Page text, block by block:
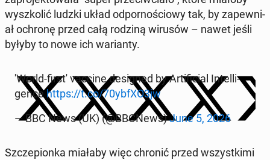
wyszkolić ludzki układ odpornoś­ciowy tak, by za­pew­ni­
ał ochronę przed całą rodziną wirusów – nawet jeśli
byłyby to nowe ich wari­anty.
'World-first' vaccine de­signed by Ar­ti­fi­cial In­tel­li­
gencehttps://t.co/70ybfXO3jw
— BBC News (UK) (@BBCNews)June 5, 2026
Szczepi­onka miałaby więc chronić przed wszys­tki­mi